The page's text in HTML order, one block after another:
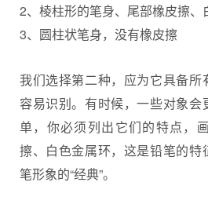
2、棱柱形的笔身、尾部橡皮擦、
3、圆柱状笔身，没有橡皮擦
我们选择第二种，应为它具备所
容易识别。有时候，一些对象会
单，你必须列出它们的特点，
擦、白色金属环，这是铅笔的特
笔形象的“经典”。